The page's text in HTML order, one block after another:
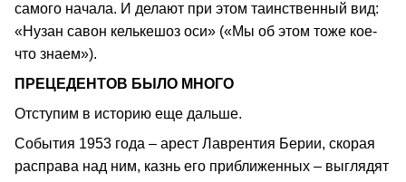
самого начала. И делают при этом таинственный вид:
«Нузан савон келькешоз оси» («Мы об этом тоже кое-
что знаем»).
ПРЕЦЕДЕНТОВ БЫЛО МНОГО
Отступим в историю еще дальше.
События 1953 года – арест Лаврентия Берии, скорая
расправа над ним, казнь его приближенных – выглядят